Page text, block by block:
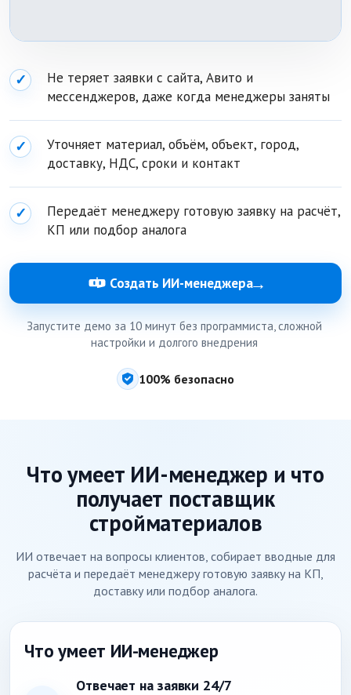
✓
Не теряет заявки с сайта, Авито и
мессенджеров, даже когда менеджеры заняты
✓
Уточняет материал, объём, объект, город,
доставку, НДС, сроки и контакт
✓
Передаёт менеджеру готовую заявку на расчёт,
КП или подбор аналога
Создать ИИ-менеджера→
Запустите демо за 10 минут без программиста, сложной
настройки и долгого внедрения
100% безопасно
Что умеет ИИ-менеджер и что
получает поставщик
стройматериалов
ИИ отвечает на вопросы клиентов, собирает вводные для
расчёта и передаёт менеджеру готовую заявку на КП,
доставку или подбор аналога.
Что умеет ИИ-менеджер
Отвечает на заявки 24/7